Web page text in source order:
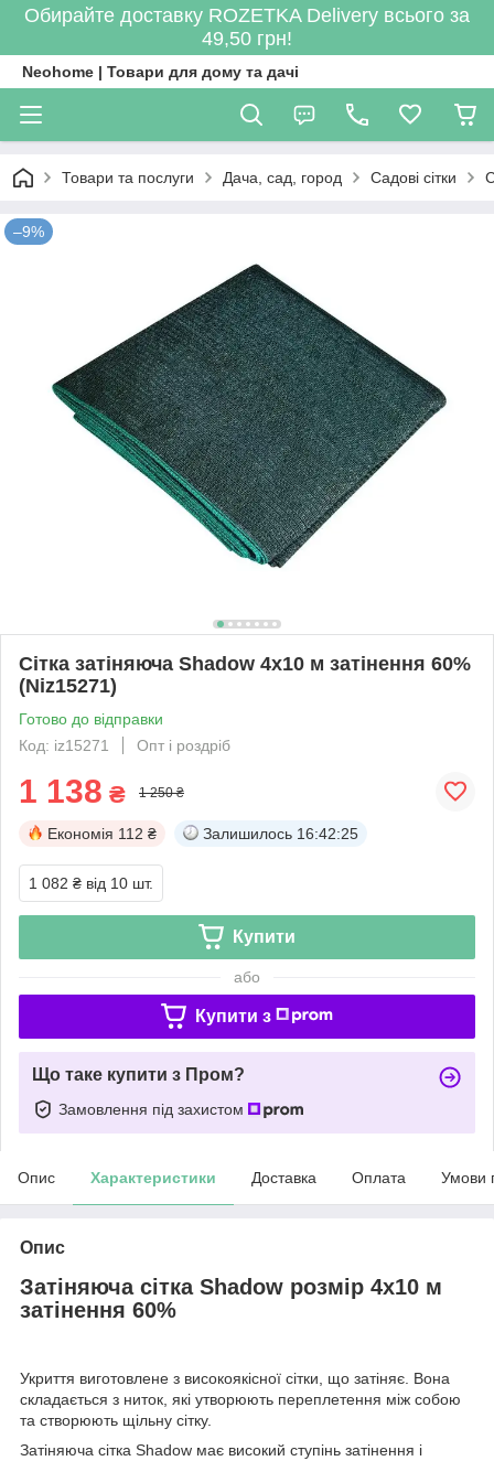
Обирайте доставку ROZETKA Delivery всього за
49,50 грн!
Neohome | Товари для дому та дачі
Товари та послуги Дача, сад, город Садові сітки
–9%
Сітка затіняюча Shadow 4х10 м затінення 60%
(Niz15271)
Готово до відправки
Код: iz15271
Опт і роздріб
1 138 ₴ 1 250 ₴
Економія 112 ₴ Залишилось 16:42:25
1 082 ₴ від 10 шт.
Купити
або
Купити з
Що таке купити з Пром?
Замовлення під захистом
Опис Характеристики Доставка Оплата Умови
Опис
Затіняюча сітка Shadow розмір 4х10 м
затінення 60%
Укриття виготовлене з високоякісної сітки, що затіняє. Вона
складається з ниток, які утворюють переплетення між собою
та створюють щільну сітку.
Затіняюча сітка Shadow має високий ступінь затінення і